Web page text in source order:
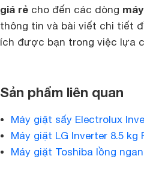
giá rẻ cho đến các dòng
thông tin và bài viết chi tiết
ích được bạn trong việc lựa
Sản phẩm liên quan
Máy giặt sấy Electrolux
Máy giặt LG Inverter 8.5 kg
Máy giặt Toshiba lồng